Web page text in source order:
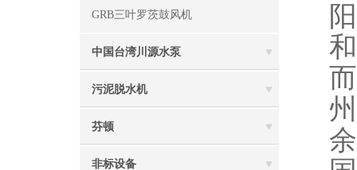
GRB三叶罗茨鼓风机
中国台湾川源水泵
污泥脱水机
芬顿
非标设备